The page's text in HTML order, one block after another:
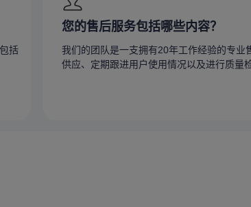
括
您的售后服务包括哪些内容？
我们的团队是一支拥有20年工作经验的专
供应、定期跟进用户使用情况以及进行质量检